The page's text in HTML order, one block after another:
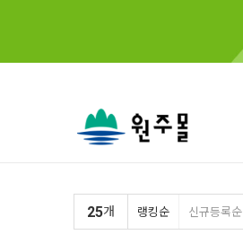
25개 랭킹순 신규등록순